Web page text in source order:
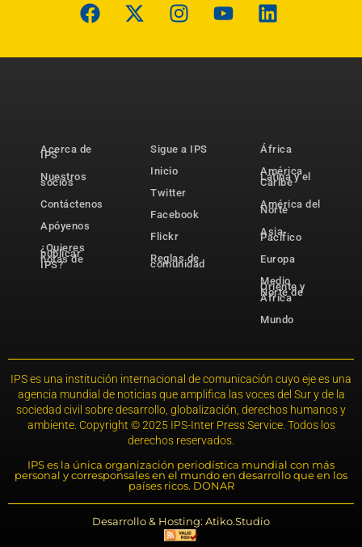
Acerca de
IPS
Nuestros
socios
Contáctenos
Apóyenos
¿Quieres
publicar
notas de
IPS?
Sigue a IPS
Inicio
Twitter
Facebook
Flickr
Reglas de
comunidad
África
América
Latina y el
Caribe
América del
Norte
Asia-
Pacífico
Europa
Medio
Oriente y
Norte de
África
Mundo
IPS es una institución internacional de comunicación cuyo eje es una
agencia mundial de noticias que amplifica las voces del Sur y de la
sociedad civil sobre desarrollo, globalización, derechos humanos y
ambiente. Copyright © 2025 IPS-Inter Press Service. Todos los
derechos reservados.
IPS es la única organización periodística mundial con más
personal y corresponsales en el mundo en desarrollo que en los
países ricos. DONAR
Desarrollo & Hosting: Atiko.Studio